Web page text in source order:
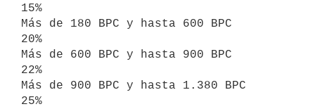
15%
Más de 180 BPC y hasta 600 BPC
20%
Más de 600 BPC y hasta 900 BPC
22%
Más de 900 BPC y hasta 1.380 BPC
25%